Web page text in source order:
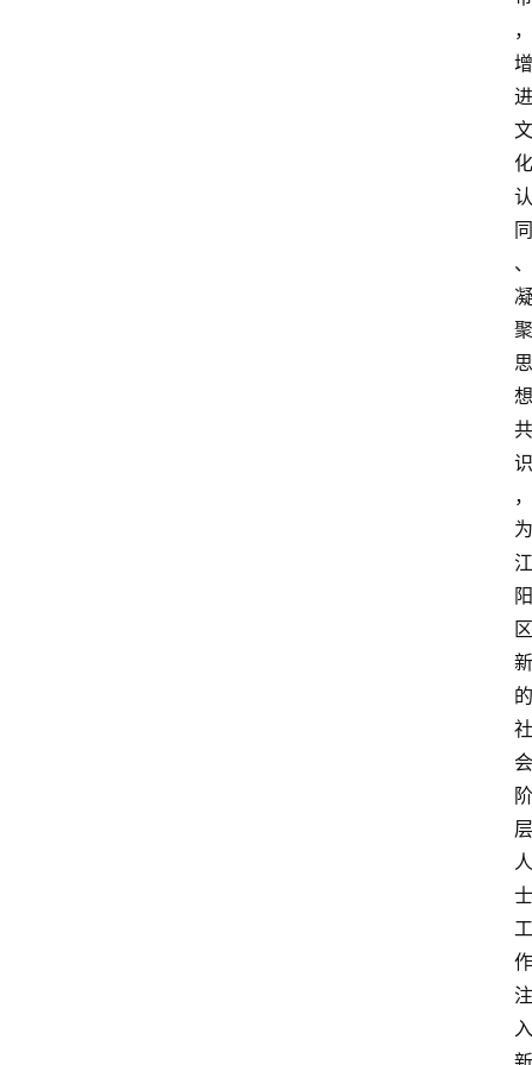
，
增
进
文
化
认
同
、
凝
聚
思
想
共
识
，
为
江
阳
区
新
的
社
会
阶
层
人
士
工
作
注
入